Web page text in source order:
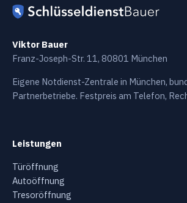
Viktor Bauer
Franz-Joseph-Str. 11, 80801 München
Eigene Notdienst-Zentrale in München,
Partnerbetriebe. Festpreis am Telefon,
Leistungen
Türöffnung
Autoöffnung
Tresoröffnung